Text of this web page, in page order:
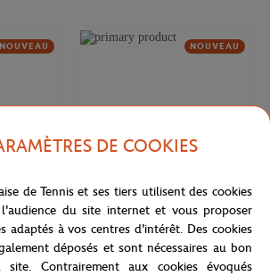
NOUVEAU
32,00 €
NOUVEAU
ROLAND GARROS 35,00 €
Casquette Heritage Roland-Garros -
Beige
DE COOKIES
de Tennis et ses tiers utilisent des cookies
du site internet et vous proposer
adaptés à vos centres d'intérêt. Des cookies
déposés et sont nécessaires au bon
site. Contrairement aux cookies évoqués